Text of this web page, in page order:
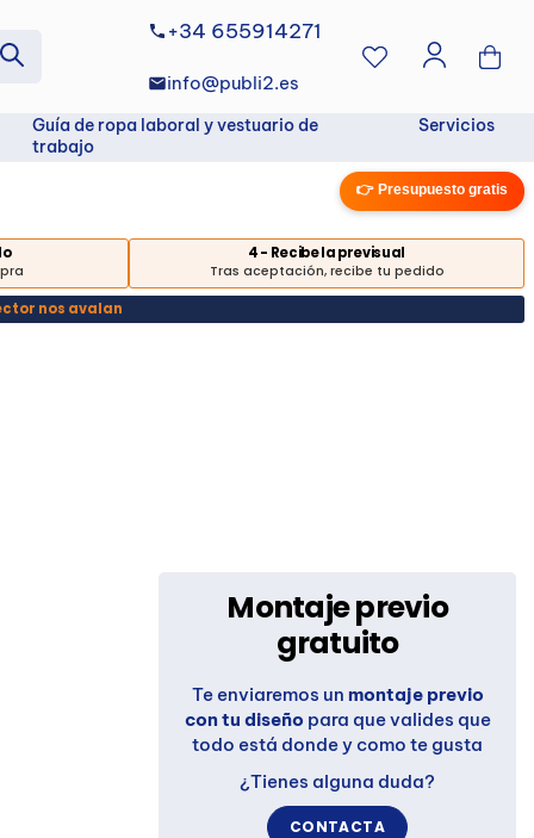
Guía de ropa laboral y vestuario de
trabajo
Servicios
+34 655914271
info@publi2.es
👉 Presupuesto gratis
4 - Recibe la previsual
Tras aceptación, recibe tu pedido
nos avalan
Montaje previo
gratuito
Te enviaremos un montaje previo
con tu diseño para que valides que
todo está donde y como te gusta
¿Tienes alguna duda?
CONTACTA